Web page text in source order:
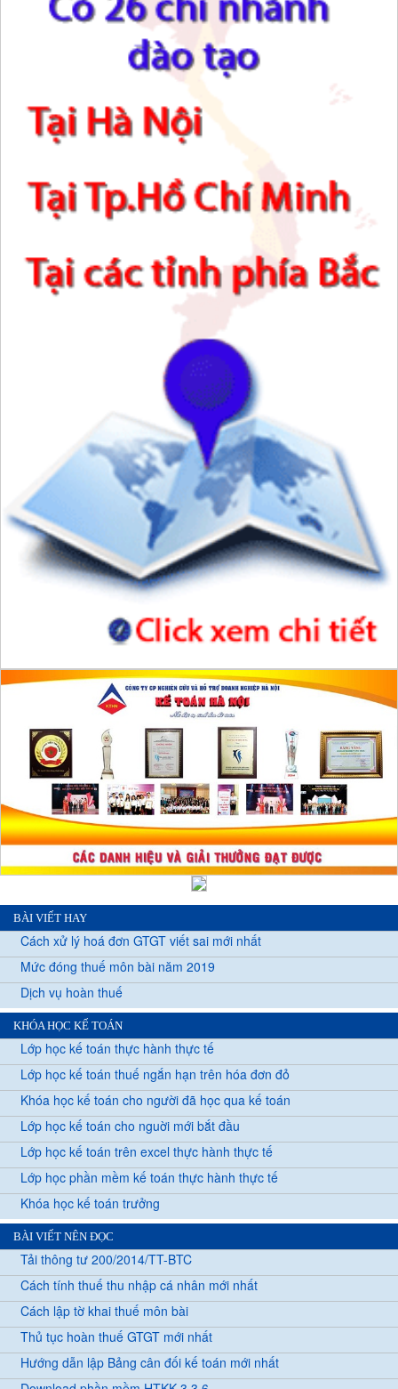
BÀI VIẾT HAY
Cách xử lý hoá đơn GTGT viết sai mới nhất
Mức đóng thuế môn bài năm 2019
Dịch vụ hoàn thuế
KHÓA HỌC KẾ TOÁN
Lớp học kế toán thực hành thực tế
Lớp học kế toán thuế ngắn hạn trên hóa đơn đỏ
Khóa học kế toán cho người đã học qua kế toán
Lớp học kế toán cho nguời mới bắt đầu
Lớp học kế toán trên excel thực hành thực tế
Lớp học phần mềm kế toán thực hành thực tế
Khóa học kế toán trưởng
BÀI VIẾT NÊN ĐỌC
Tải thông tư 200/2014/TT-BTC
Cách tính thuế thu nhập cá nhân mới nhất
Cách lập tờ khai thuế môn bài
Thủ tục hoàn thuế GTGT mới nhất
Hướng dẫn lập Bảng cân đối kế toán mới nhất